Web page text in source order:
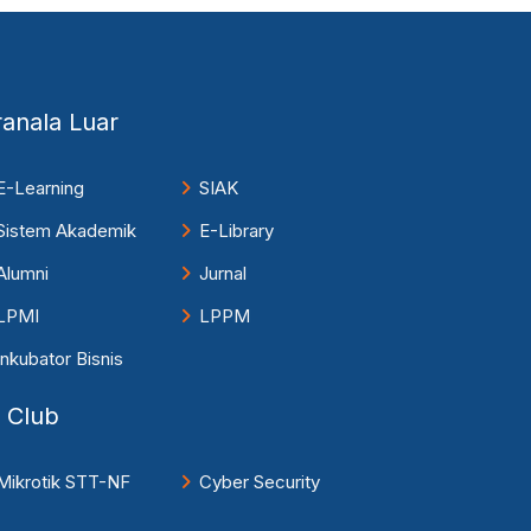
Luar
Learning
SIAK
Akademik
E-Library
Jurnal
LPPM
Bisnis
Club
STT-NF Cyber Security